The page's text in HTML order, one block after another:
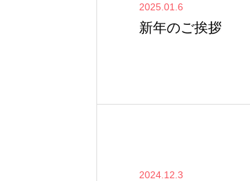
2025.01.6
新年のご挨拶
2024.12.3